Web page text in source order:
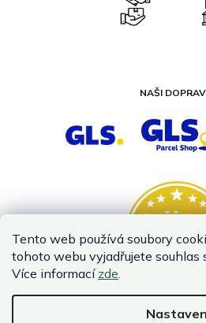
Tento web používá soubory
tohoto webu vyjadřujete souhlas
Více informací zde.
NAŠI